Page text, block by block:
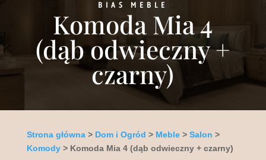
BIAS MEBLE
Komoda Mia 4
(dąb odwieczny +
czarny)
Strona główna> Dom i Ogród > Meble> Salon >
Komody> Komoda Mia 4 (dąb odwieczny + czarny)